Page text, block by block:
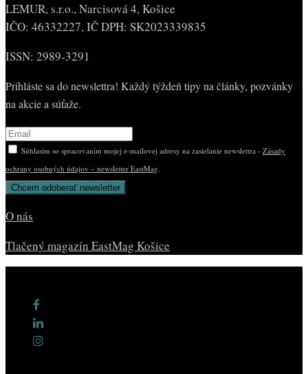
LEMUR, s.r.o., Narcisová 4, Košice
IČO: 46332227, IČ DPH: SK2023339835
ISSN: 2989-3291
Prihláste sa do newslettra! Každý týždeň tipy na články, pozvánky
na akcie a súťaže.
Súhlasím so spracovaním mojej e-mailovej adresy na zasielanie newslettra - Zásady
ochrany osobných údajov – newsletter EastMag.
O nás
Tlačený magazín EastMag Košice